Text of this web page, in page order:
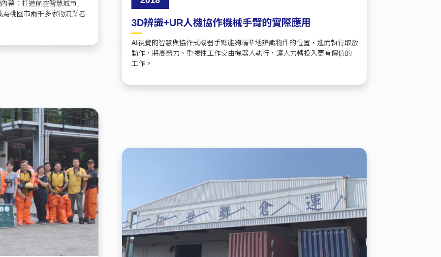
幕：打造航空智慧城市」
桃園市兩千多家物流業者
3D辨識+UR人機協作機械手臂的實際應用
AI視覺的智慧與協作式機器手臂能夠精準地辨識物件的位置，進而執行取放
動作，將高勞力、重複性工作交由機器人執行，讓人力轉投入更有價值的
工作。